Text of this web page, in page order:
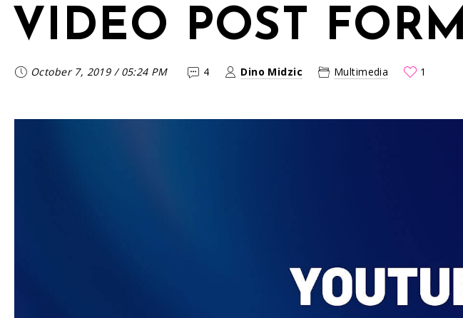
VIDEO POST
October 7, 2019/05:24 PM 4 Dino Midzic Multimedia 1